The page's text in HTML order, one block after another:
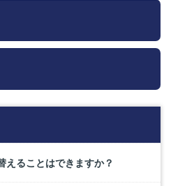
えることはできますか？